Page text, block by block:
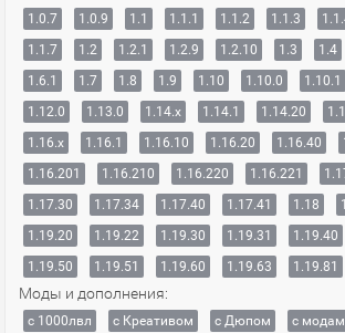
1.0.7
1.0.9 1.1 1.1.1 1.1.2 1.1.3
1.1.7
1.2 1.2.1 1.2.9 1.2.10 1.3 1.4
1.6.1
1.7 1.8 1.9 1.10 1.10.0 1.10.1
1.12.0
1.13.0 1.14.x 1.14.1 1.14.20
1.16.x
1.16.1 1.16.10 1.16.20 1.16.40
1.16.201
1.16.210 1.16.220 1.16.221
1.17.30
1.17.34 1.17.40 1.17.41 1.18
1.19.20
1.19.22 1.19.30 1.19.31 1.19.40
1.19.50
1.19.51 1.19.60 1.19.63 1.19.81
Моды и дополнения:
с 1000лвл c Креативом с Дюпом с